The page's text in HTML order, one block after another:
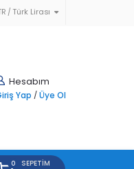
Türk Lirası
Hesabım
Yap / Üye Ol
0 SEPETIM